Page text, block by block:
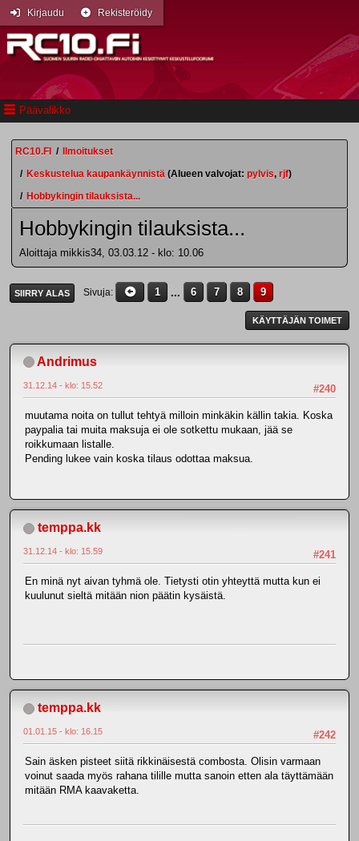
Päävalikko
Kirjaudu Rekisteröidy
RC10.FI /
Ilmoitukset
/ Keskustelua kaupankäynnistä (Alueen valvojat: pylvis, rjf)
/ Hobbykingin tilauksista...
Hobbykingin tilauksista...
Aloittaja mikkis34, 03.03.12 - klo: 10.06
SIIRRY ALAS Sivuja 1 ... 6 7 8 9
KÄYTTÄJÄN TOIMET
Andrimus
#240
31.12.14 - klo: 15.52
muutama noita on tullut tehtyä milloin minkäkin källin takia. Koska
paypalia tai muita maksuja ei ole sotkettu mukaan, jää se
roikkumaan listalle.
Pending lukee vain koska tilaus odottaa maksua.
temppa.kk
#241
31.12.14 - klo: 15.59
En minä nyt aivan tyhmä ole. Tietysti otin yhteyttä mutta kun ei
kuulunut sieltä mitään nion päätin kysäistä.
temppa.kk
#242
01.01.15 - klo: 16.15
Sain äsken pisteet siitä rikkinäisestä combosta. Olisin varmaan
voinut saada myös rahana tilille mutta sanoin etten ala täyttämään
mitään RMA kaavaketta.